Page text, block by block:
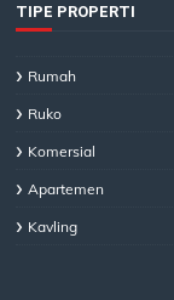
TIPE PROPERTI
Rumah
Ruko
Komersial
Apartemen
Kavling